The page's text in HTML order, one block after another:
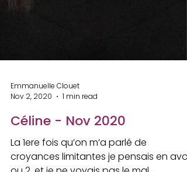
Nov 2, 2020
1 min read
Céline - Nov 2020
La 1ere fois qu’on m’a parlé de